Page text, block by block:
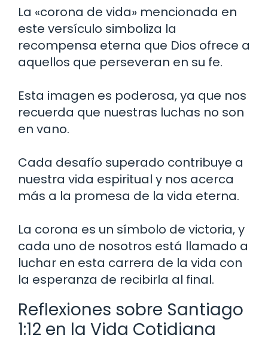
La «corona de vida» mencionada en
este versículo simboliza la
recompensa eterna que Dios ofrece a
aquellos que perseveran en su fe.
Esta imagen es poderosa, ya que nos
recuerda que nuestras luchas no son
en vano.
Cada desafío superado contribuye a
nuestra vida espiritual y nos acerca
más a la promesa de la vida eterna.
La corona es un símbolo de victoria, y
cada uno de nosotros está llamado a
luchar en esta carrera de la vida con
la esperanza de recibirla al final.
Reflexiones sobre Santiago
1:12 en la Vida Cotidiana